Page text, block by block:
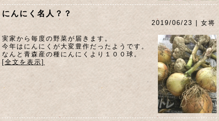
にんにく名人？？
2019/06/23 | 女将
実家から毎度の野菜が届きます。
今年はにんにくが大変豊作だったようです。
なんと青森産の種にんにくより１００球。
[全文を表示]